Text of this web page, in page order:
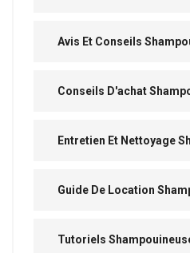
Avis Et Conseils
Conseils D'achat
Entretien Et Nettoyage
Guide De Location
Tutoriels